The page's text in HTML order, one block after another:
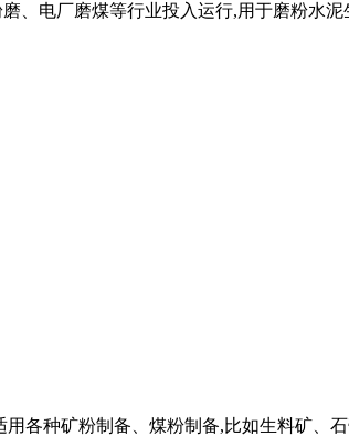
、电厂磨煤等行业投入运行,用于磨粉水
各种矿粉制备、煤粉制备,比如生料矿